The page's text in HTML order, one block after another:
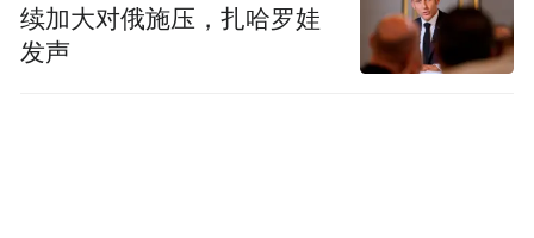
续加大对俄施压，扎哈罗娃
发声